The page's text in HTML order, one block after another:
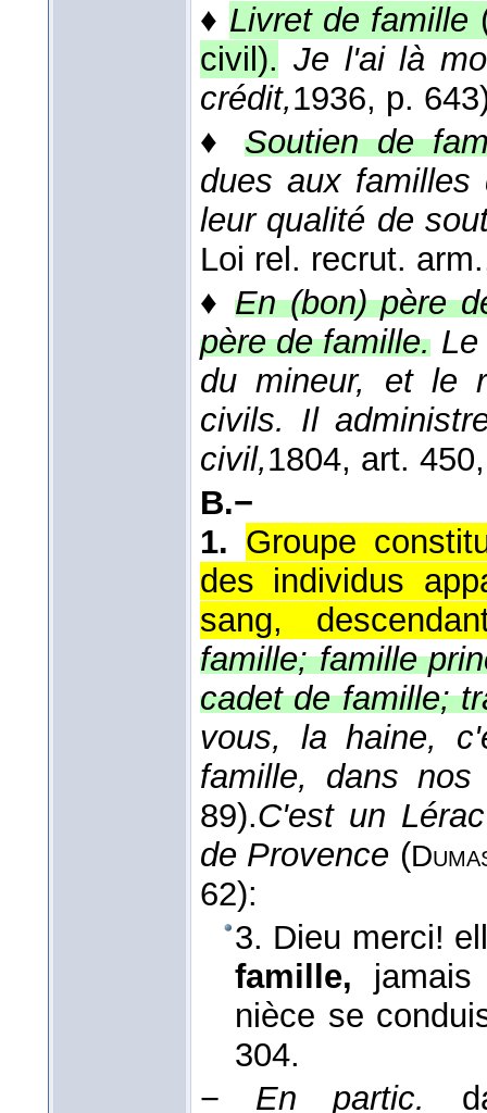
♦ Livret de famille
civil). Je l'ai là
crédit,1936, p.
♦ Soutien de
dues aux
leur qualité de
Loi rel. recrut. arm.
♦En (bon) père
père de famille.
du mineur, et le
civils. Il
civil,1804, art.
B.−
1. Groupe
des individus
sang,
famille; famille
cadet de famille;
vous, la haine,
famille, dans nos
89).C'est un
de Provence (
62):
3. Dieu merci!
famille,
nièce se
304.
− En partic.